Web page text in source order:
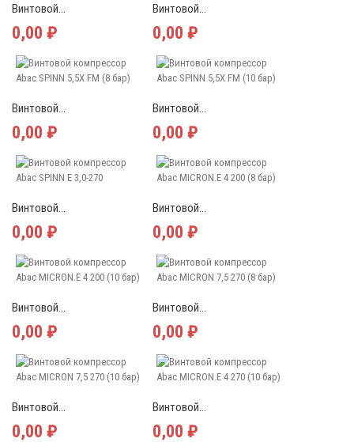
Винтовой...
0,00 ₽
Винтовой...
0,00 ₽
Винтовой...
0,00 ₽
Винтовой...
0,00 ₽
Винтовой...
0,00 ₽
Винтовой...
0,00 ₽
Винтовой...
0,00 ₽
Винтовой...
0,00 ₽
Винтовой...
0,00 ₽
Винтовой...
0,00 ₽